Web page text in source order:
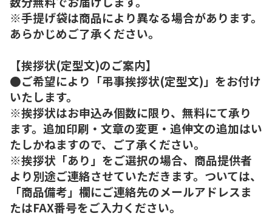
※手提げ袋は商品により異なる場合があります。
あらかじめご了承ください。
【挨拶状(定型文)のご案内】
●ご希望により「弔事挨拶状(定型文)」をお付け
いたします。
※挨拶状はお申込み個数に限り、無料にて承り
ます。追加印刷・文章の変更・追伸文の追加はい
たしかねますので、ご了承ください。
※挨拶状「あり」をご選択の場合、商品提供者
より別途ご連絡させていただきます。ついては、
「商品備考」欄にご連絡先のメールアドレスま
たはFAX番号をご入力ください。